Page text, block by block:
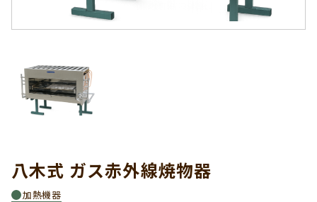
八木式 ガス赤外線焼物器
加熱機器